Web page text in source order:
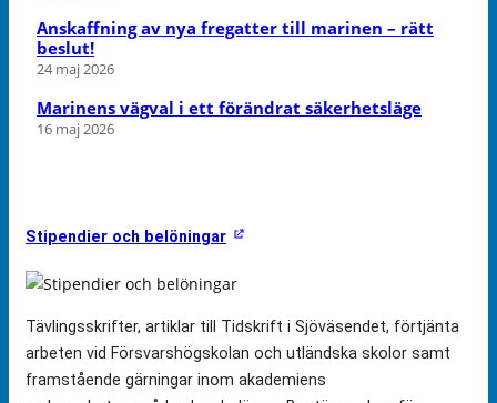
Anskaffning av nya fregatter till marinen – rätt
beslut!
24 maj 2026
Marinens vägval i ett förändrat säkerhetsläge
16 maj 2026
Stipendier och belöningar
Tävlingsskrifter, artiklar till Tidskrift i Sjöväsendet, förtjänta
arbeten vid Försvarshögskolan och utländska skolor samt
framstående gärningar inom akademiens